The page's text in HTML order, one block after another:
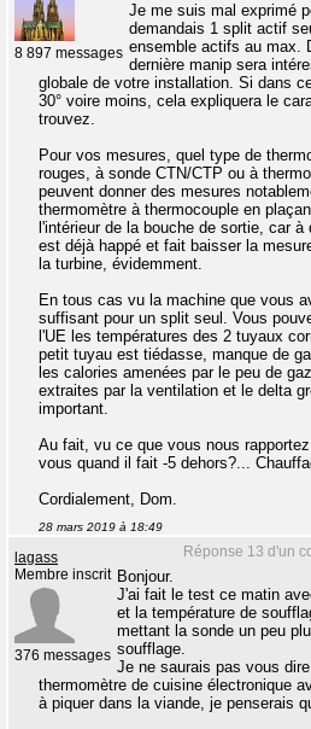
8 897 messages
Je me suis mal exprimé
demandais 1 split actif
ensemble actifs au max.
dernière manip sera
globale de votre installation. Si dans
30° voire moins, cela expliquera le
trouvez.
Pour vos mesures, quel type de
rouges, à sonde CTN/CTP ou à
peuvent donner des mesures
thermomètre à thermocouple en
l'intérieur de la bouche de sortie, car
est déjà happé et fait baisser la
la turbine, évidemment.
En tous cas vu la machine que vous
suffisant pour un split seul. Vous
l'UE les températures des 2 tuyaux
petit tuyau est tiédasse, manque de
les calories amenées par le peu de
extraites par la ventilation et le delta
important.
Au fait, vu ce que vous nous
vous quand il fait -5 dehors?...
Cordialement, Dom.
28 mars 2019 à 18:49
Réponse 13 d'un
lagass
Membre inscrit
376 messages
Bonjour.
J'ai fait le test ce matin
et la température de
mettant la sonde un peu
soufflage.
Je ne saurais pas vous
thermomètre de cuisine électronique
à piquer dans la viande, je penserais